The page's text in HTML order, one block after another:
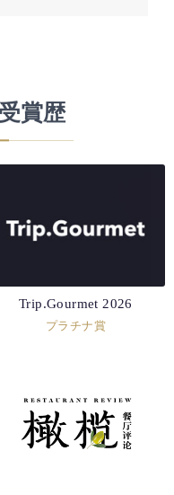
賞歴
Trip.Gourmet 2026
プラチナ賞